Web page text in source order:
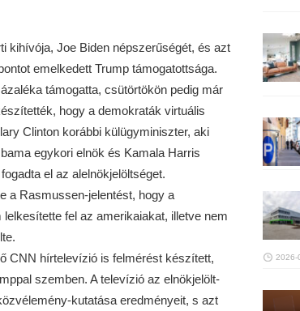
kihívója, Joe Biden népszerűségét, és azt
emelkedett Trump támogatottsága.
támogatta, csütörtökön pedig már
hogy a demokraták virtuális
Clinton korábbi külügyminiszter, aki
egykori elnök és Kamala Harris
el az alelnökjelöltséget.
a Rasmussen-jelentést, hogy a
fel az amerikaiakat, illetve nem
CNN hírtelevízió is felmérést készített,
szemben. A televízió az elnökjelölt-
kutatása eredményeit, s azt
2026-